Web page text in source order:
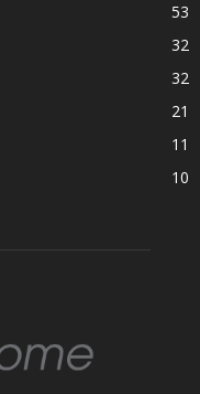
53
32
32
21
11
10